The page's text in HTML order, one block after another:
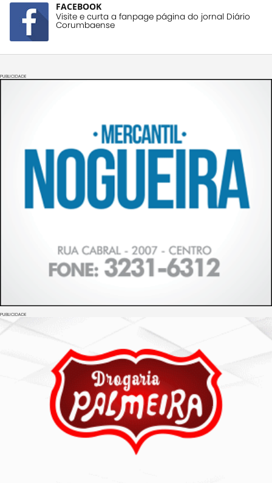
FACEBOOK
Visite e curta a fanpage página do jornal Diário
Corumbaense
PUBLICIDADE
PUBLICIDADE